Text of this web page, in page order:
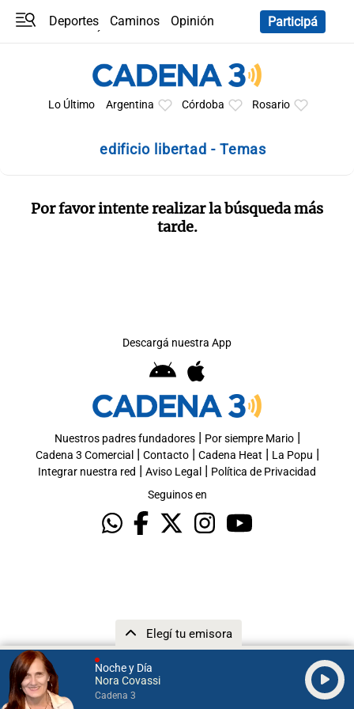
Noche y Día
Nora Covassi
Cadena 3
Elegí tu emisora
Deportes Caminos
Opinión
Participá
Lo Último Argentina Córdoba Rosario
edificio libertad - Temas
Por favor intente realizar la búsqueda más
tarde.
Descargá nuestra App
Nuestros padres fundadores| Por siempre Mario|
Cadena 3 Comercial | Contacto| Cadena Heat | La Popu |
Integrar nuestra red | Aviso Legal | Política de Privacidad
Seguinos en